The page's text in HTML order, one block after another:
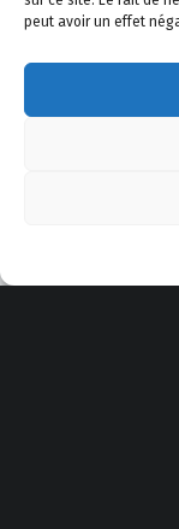
peut avoir un effet